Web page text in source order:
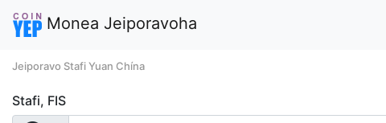
Monea Jeiporavoha
Jeiporavo Stafi Yuan Chína
Stafi, FIS